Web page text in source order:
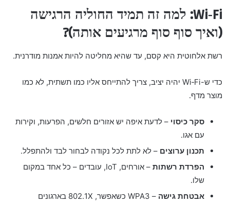
Wi‑Fi: למה זה תמיד החוליה הרגישה
(ואיך סוף סוף מרגיעים אותה)?
רשת אלחוטית היא קסם, עד שהיא מחליטה להיות אמנות מודרנית.
כדי ש-Wi‑Fi יהיה יציב, צריך להתייחס אליו כמו תשתית, לא כמו
מוצר מדף.
סקר כיסוי – לדעת איפה יש אזורים חלשים, הפרעות, וקירות
עם אגו.
תכנון ערוצים – לא לתת לכל נקודה לבחור לבד ולהתפלל.
הפרדת רשתות
– אורחים, IoT, עובדים – כל אחד במקום
שלו.
אבטחת גישה
– WPA3 כשאפשר, 802.1X בארגונים